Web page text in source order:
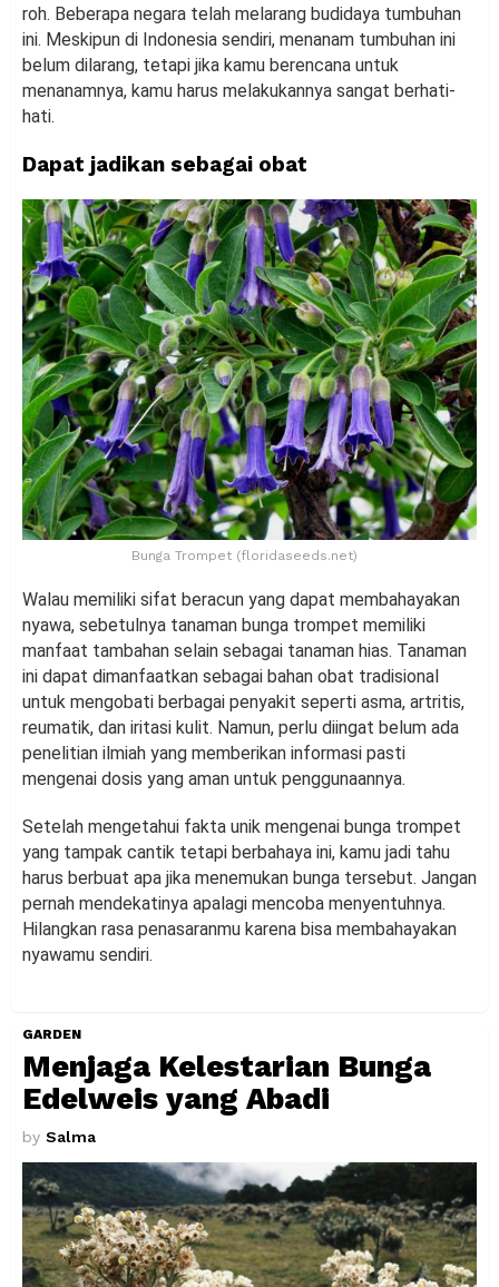
roh. Beberapa negara telah melarang budidaya tumbuhan
ini. Meskipun di Indonesia sendiri, menanam tumbuhan ini
belum dilarang, tetapi jika kamu berencana untuk
menanamnya, kamu harus melakukannya sangat berhati-
hati.
Dapat jadikan sebagai obat
Bunga Trompet (floridaseeds.net)
Walau memiliki sifat beracun yang dapat membahayakan
nyawa, sebetulnya tanaman bunga trompet memiliki
manfaat tambahan selain sebagai tanaman hias. Tanaman
ini dapat dimanfaatkan sebagai bahan obat tradisional
untuk mengobati berbagai penyakit seperti asma, artritis,
reumatik, dan iritasi kulit. Namun, perlu diingat belum ada
penelitian ilmiah yang memberikan informasi pasti
mengenai dosis yang aman untuk penggunaannya.
Setelah mengetahui fakta unik mengenai bunga trompet
yang tampak cantik tetapi berbahaya ini, kamu jadi tahu
harus berbuat apa jika menemukan bunga tersebut. Jangan
pernah mendekatinya apalagi mencoba menyentuhnya.
Hilangkan rasa penasaranmu karena bisa membahayakan
nyawamu sendiri.
GARDEN
Menjaga Kelestarian Bunga
Edelweis yang Abadi
by Salma